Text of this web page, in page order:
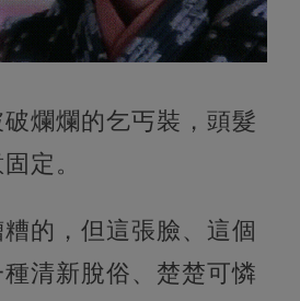
爛爛的乞丐裝，頭髮
定。
的，但這張臉、這個
清新脫俗、楚楚可憐